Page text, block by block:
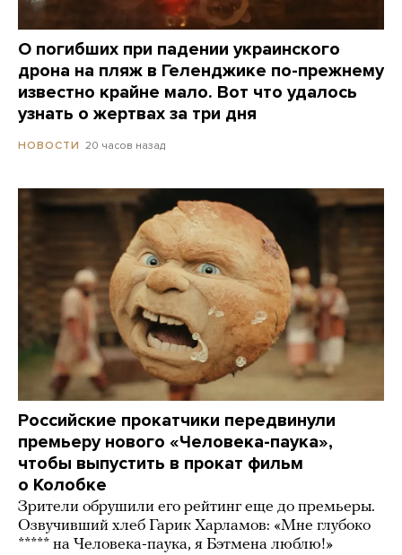
О погибших при падении украинского
дрона на пляж в Геленджике по-прежнему
известно крайне мало. Вот что удалось
узнать о жертвах за три дня
НОВОСТИ 20 часов назад
Российские прокатчики передвинули
премьеру нового «Человека-паука»,
чтобы выпустить в прокат фильм
о Колобке
Зрители обрушили его рейтинг еще до премьеры.
Озвучивший хлеб Гарик Харламов: «Мне глубоко
***** на Человека-паука, я Бэтмена люблю!»